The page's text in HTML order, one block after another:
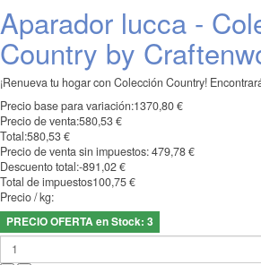
Aparador lucca -
Country by
¡Renueva tu hogar con Colección Country!
Precio base para variación:1370,80 €
Precio de venta:580,53 €
Total:580,53 €
Precio de venta sin impuestos:479,78 €
Descuento total:-891,02 €
Total de impuestos100,75 €
Precio / kg:
PRECIO OFERTA en Stock: 3